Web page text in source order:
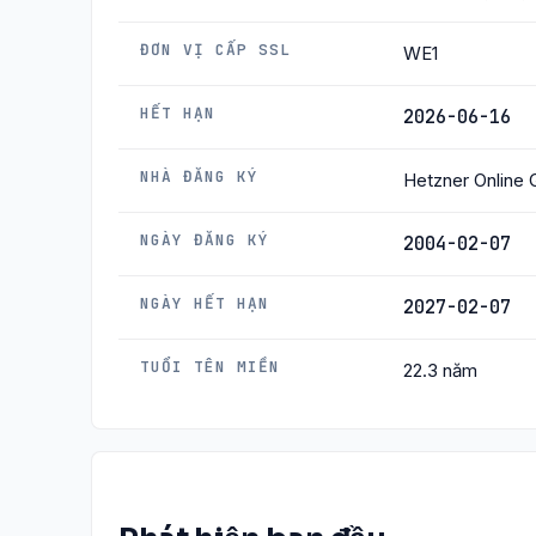
ĐƠN VỊ CẤP SSL WE1
HẾT HẠN 2026-06-16
NHÀ ĐĂNG KÝ Hetzner Online
NGÀY ĐĂNG KÝ 2004-02-07
NGÀY HẾT HẠN 2027-02-07
TUỔI TÊN MIỀN 22.3 năm